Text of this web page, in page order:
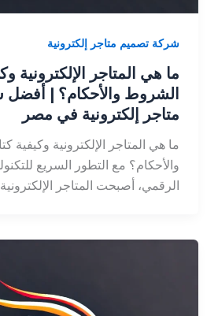
شركة تصميم متاجر إلكترونية
ما هي المتاجر الإلكترونية
الشروط والأحكام؟ | أفضل
متاجر إلكترونية في مصر
ما هي المتاجر الإلكترونية وكيفية
والأحكام؟ مع التطور السريع
الرقمي، أصبحت المتاجر الإلكترونية